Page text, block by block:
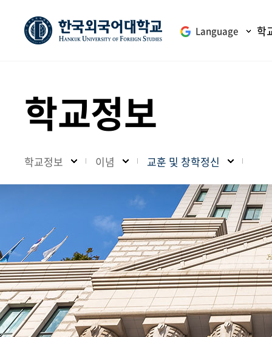
Language 학
학교정보
학교정보 이념 교훈 및 창학정신